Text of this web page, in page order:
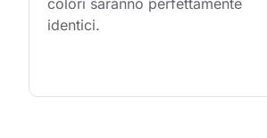
colori saranno perfettamente
identici.